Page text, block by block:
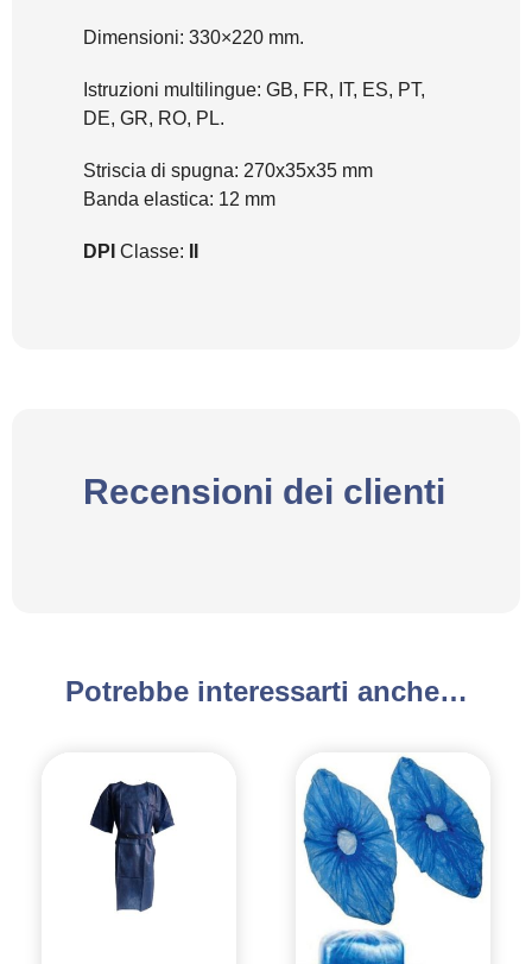
Dimensioni: 330×220 mm.
Istruzioni multilingue: GB, FR, IT, ES, PT,
DE, GR, RO, PL.
Striscia di spugna: 270x35x35 mm
Banda elastica: 12 mm
DPI Classe:
Recensioni dei clienti
Potrebbe interessarti anche…